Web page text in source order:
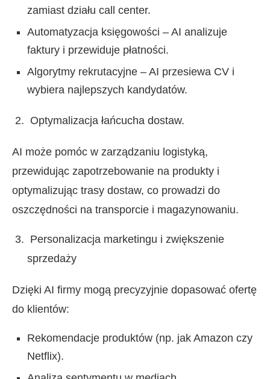
zamiast działu call center.
Automatyzacja księgowości – AI analizuje
faktury i przewiduje płatności.
Algorytmy rekrutacyjne – AI przesiewa CV i
wybiera najlepszych kandydatów.
Optymalizacja łańcucha dostaw.
AI może pomóc w zarządzaniu logistyką,
przewidując zapotrzebowanie na produkty i
optymalizując trasy dostaw, co prowadzi do
oszczędności na transporcie i magazynowaniu.
Personalizacja marketingu i zwiększenie
sprzedaży
Dzięki AI firmy mogą precyzyjnie dopasować ofertę
do klientów:
Rekomendacje produktów (np. jak Amazon czy
Netflix).